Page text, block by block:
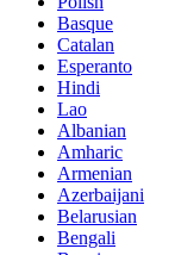
Basque
Catalan
Esperanto
Hindi
Lao
Albanian
Amharic
Armenian
Azerbaijani
Belarusian
Bengali